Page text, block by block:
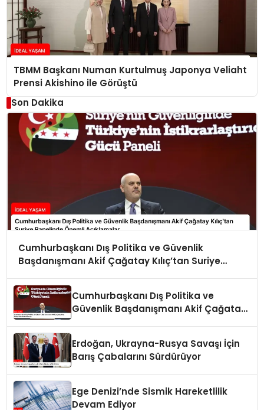
TBMM Başkanı Numan Kurtulmuş Japonya Veliaht
Prensi Akishino ile Görüştü
Son Dakika
Cumhurbaşkanı Dış Politika ve Güvenlik
Başdanışmanı Akif Çağatay Kılıç’tan Suriye
Cumhurbaşkanı Dış Politika ve
Güvenlik Başdanışmanı Akif Çağatay
Erdoğan, Ukrayna-Rusya Savaşı İçin
Barış Çabalarını Sürdürüyor
Ege Denizi’nde Sismik Hareketlilik
Devam Ediyor